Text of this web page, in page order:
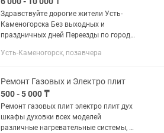
Здравствуйте дорогие жители Усть-
Каменогорска Без выходных и
праздничных дней Переезды по городу,
Холодильники возим стоя!!
Усть-Каменогорск, позавчера
Ремонт Газовых и Электро плит
500 - 5 000 ₸
Ремонт газовых плит электро плит дух
шкафы духовки всех моделей
различные нагревательные системы, и